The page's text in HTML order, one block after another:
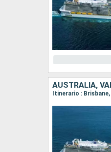
AUSTRALIA,
Itinerario :